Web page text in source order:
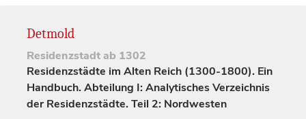
Detmold
Residenzstadtab 1302
Residenzstädte im Alten Reich (1300-1800). Ein
Handbuch. Abteilung I: Analytisches Verzeichnis
der Residenzstädte. Teil 2: Nordwesten